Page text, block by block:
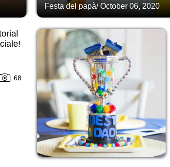
Festa del papà/October 06, 2020
68